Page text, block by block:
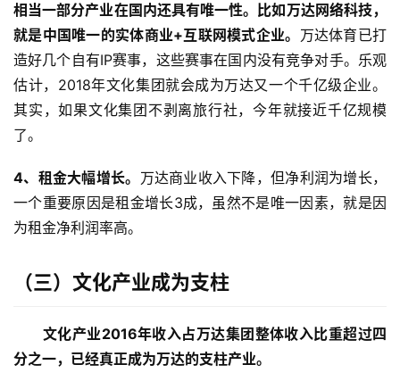
相当一部分产业在国内还具有唯一性。 比如万达网络科技，
就是中国唯一的实体商业+互联网模式企业。 万达体育已打
造好几个自有IP赛事，这些赛事在国内没有竞争对手。乐观
估计，2018年文化集团就会成为万达又一个千亿级企业。
其实，如果文化集团不剥离旅行社，今年就接近千亿规模
了。
4、租金大幅增长。 万达商业收入下降，但净利润为增长，
一个重要原因是租金增长3成，虽然不是唯一因素，就是因
为租金净利润率高。
（三） 文化产业成为支柱
文化产业2016年收入占万达集团整体收入比重超过四
分之一，已经真正成为万达的支柱产业。